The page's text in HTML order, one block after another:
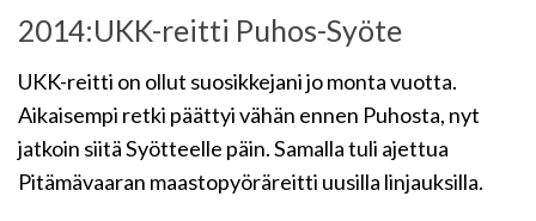
2014:UKK-reitti Puhos-Syöte
UKK-reitti on ollut suosikkejani jo monta vuotta.
Aikaisempi retki päättyi vähän ennen Puhosta, nyt
jatkoin siitä Syötteelle päin. Samalla tuli ajettua
Pitämävaaran maastopyöräreitti uusilla linjauksilla.